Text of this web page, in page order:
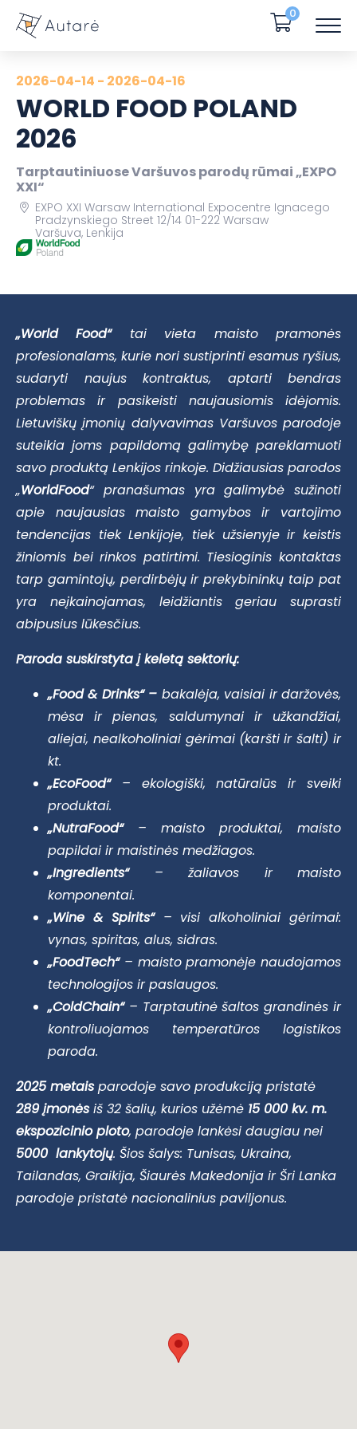
0
2026-04-14 - 2026-04-16
WORLD FOOD POLAND
2026
Tarptautiniuose Varšuvos parodų rūmai „EXPO
XXI“
EXPO XXI Warsaw International Expocentre Ignacego
Pradzynskiego Street 12/14 01-222 Warsaw
Varšuva, Lenkija
„World Food“tai vieta maisto pramonės
profesionalams, kurie nori sustiprinti esamus ryšius,
sudaryti naujus kontraktus, aptarti bendras
problemas ir pasikeisti naujausiomis idėjomis.
Lietuviškų įmonių dalyvavimas Varšuvos parodoje
suteikia joms papildomą galimybę pareklamuoti
savo produktą Lenkijos rinkoje. Didžiausias parodos
„WorldFood“ pranašumas yra galimybė sužinoti
apie naujausias maisto gamybos ir vartojimo
tendencijas tiek Lenkijoje, tiek užsienyje ir keistis
žiniomis bei rinkos patirtimi. Tiesioginis kontaktas
tarp gamintojų, perdirbėjų ir prekybininkų taip pat
yra neįkainojamas, leidžiantis geriau suprasti
abipusius lūkesčius.
Paroda suskirstyta į keletą sektorių:
„Food & Drinks“ – bakalėja, vaisiai ir daržovės,
mėsa ir pienas, saldumynai ir užkandžiai,
aliejai, nealkoholiniai gėrimai (karšti ir šalti) ir
kt.
„EcoFood“– ekologiški, natūralūs ir sveiki
produktai.
„NutraFood“– maisto produktai, maisto
papildai ir maistinės medžiagos.
„Ingredients“– žaliavos ir maisto
komponentai.
„Wine & Spirits“ – visi alkoholiniai gėrimai:
vynas, spiritas, alus, sidras.
„FoodTech“– maisto pramonėje naudojamos
technologijos ir paslaugos.
„ColdChain“– Tarptautinė šaltos grandinės ir
kontroliuojamos temperatūros logistikos
paroda.
2025 metaisparodoje savo produkciją pristatė
289 įmonėsiš 32 šalių, kurios užėmė 15 000 kv. m.
ekspozicinio ploto, parodoje lankėsi daugiau nei
5000 lankytojų. Šios šalys: Tunisas, Ukraina,
Tailandas, Graikija, Šiaurės Makedonija ir Šri Lanka
parodoje pristatė nacionalinius paviljonus.